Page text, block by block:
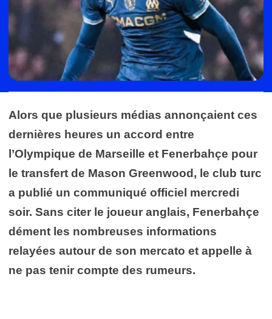
Alors que plusieurs médias annonçaient ces
dernières heures un accord entre
l’Olympique de Marseille et Fenerbahçe pour
le transfert de Mason Greenwood, le club turc
a publié un communiqué officiel mercredi
soir. Sans citer le joueur anglais, Fenerbahçe
dément les nombreuses informations
relayées autour de son mercato et appelle à
ne pas tenir compte des rumeurs.